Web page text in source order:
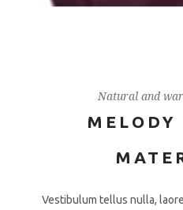
Natural and
MELODY
Vestibulum tellus nulla,